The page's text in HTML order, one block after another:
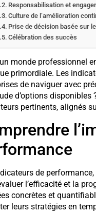
Responsabilisation et
Culture de l’amélioration
Prise de décision basée sur
Célébration des succès
monde professionnel
primordiale. Les
de naviguer avec
d’options disponibles
pertinents, alignés
de
l’efficacité et la
concrètes et
leurs stratégies en